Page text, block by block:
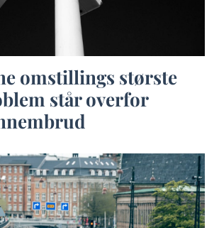
omstillings største
står overfor